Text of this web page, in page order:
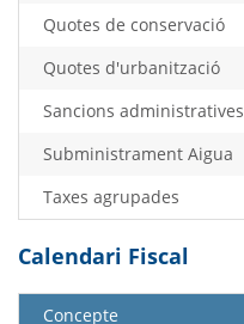
Quotes de conservació
Quotes d'urbanització
Sancions administratives
Subministrament Aigua
Taxes agrupades
Calendari Fiscal
Concepte